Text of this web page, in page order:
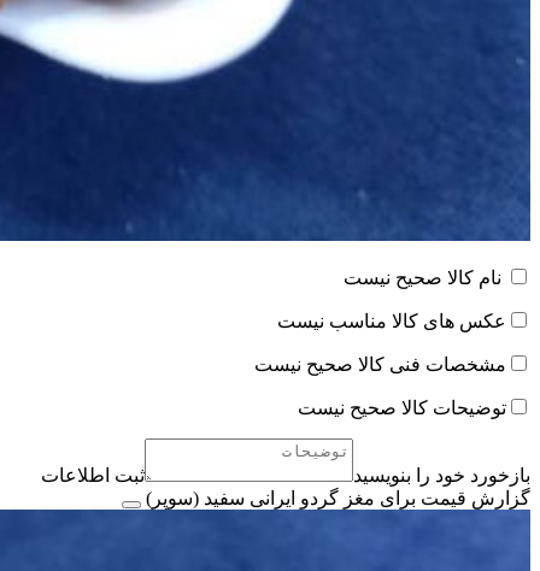
نام کالا صحیح نیست
عکس های کالا مناسب نیست
مشخصات فنی کالا صحیح نیست
توضیحات کالا صحیح نیست
بازخورد خود را بنویسید
ثبت اطلاعات
گزارش قیمت برای مغز گردو ایرانی سفید (سوپر)